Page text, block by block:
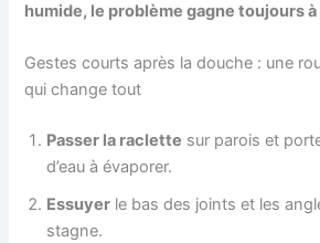
humide, le problème gagne toujours
Gestes courts après la douche : une
qui change tout
Passer la raclette sur parois et
d’eau à évaporer.
Essuyer le bas des joints et les
stagne.